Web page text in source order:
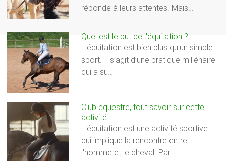
réponde à leurs attentes. Mais…
Quel est le but de l'équitation ?
L'équitation est bien plus qu'un simple
sport. Il s’agit d’une pratique millénaire
qui a su…
Club equestre, tout savoir sur cette
activité
L'équitation est une activité sportive
qui implique la rencontre entre
l'homme et le cheval. Par…